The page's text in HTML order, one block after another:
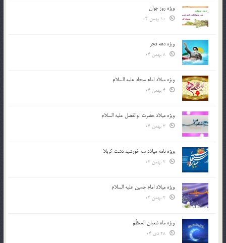
ویژه روز جوان
ویژه دهه فجر
ویژه میلاد امام سجاد علیه السلام
ویژه میلاد حضرت ابوالفضل علیه السلام
ویژه نامه میلاد سه خورشید دشت کربلا
ویژه میلاد امام حسین علیه السلام
ویژه ماه شعبان المعظّم